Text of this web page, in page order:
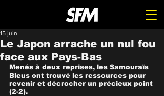
Le Japon arrache un nul fou
face aux Pays-Bas
15 juin
Menés à deux reprises, les Samouraïs
Bleus ont trouvé les ressources pour
revenir et décrocher un précieux point
(2-2).